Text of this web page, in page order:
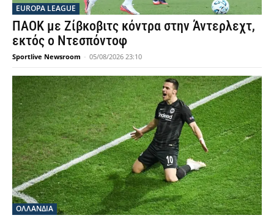
EUROPA LEAGUE
ΠΑΟΚ με Ζίβκοβιτς κόντρα στην Άντερλεχτ,
εκτός ο Ντεσπόντοφ
Sportlive Newsroom - 05/08/2026 23:10
OΛΛΑΝΔΊΑ